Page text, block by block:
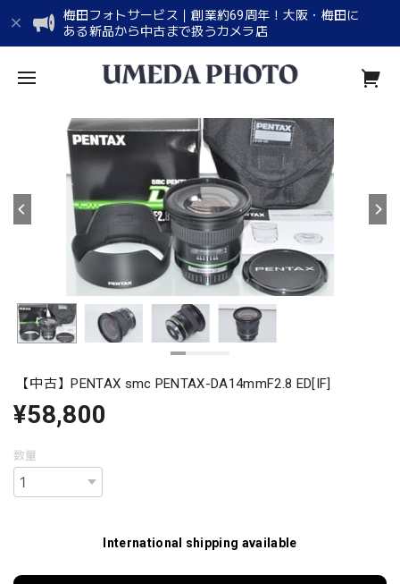
梅田フォトサービス｜創業約69周年！大阪・梅田に
ある新品から中古まで扱うカメラ店
【中古】PENTAX smc PENTAX-DA14mmF2.8 ED[IF]
¥58,800
数量
International shipping available